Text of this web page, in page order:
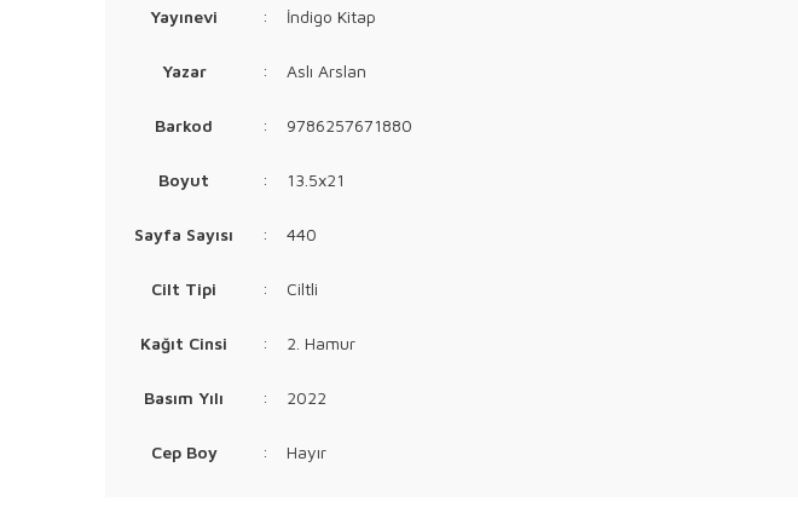
Yayınevi : İndigo Kitap
Yazar : Aslı Arslan
Barkod : 9786257671880
Boyut : 13.5x21
Sayfa Sayısı : 440
Cilt Tipi : Ciltli
Kağıt Cinsi : 2. Hamur
Basım Yılı : 2022
Cep Boy : Hayır